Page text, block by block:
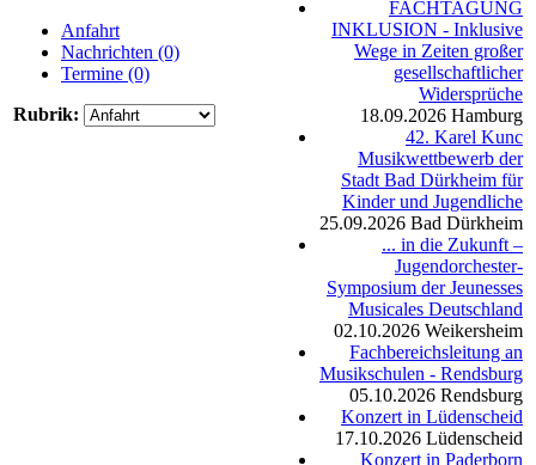
Anfahrt
Nachrichten (0)
Termine (0)
Rubrik:
FACHTAGUNG
INKLUSION - Inklusive
Wege in Zeiten großer
gesellschaftlicher
Widersprüche
18.09.2026 Hamburg
42. Karel Kunc
Musikwettbewerb der
Stadt Bad Dürkheim für
Kinder und Jugendliche
25.09.2026 Bad Dürkheim
... in die Zukunft –
Jugendorchester-
Symposium der Jeunesses
Musicales Deutschland
02.10.2026 Weikersheim
Fachbereichsleitung an
Musikschulen - Rendsburg
05.10.2026 Rendsburg
Konzert in Lüdenscheid
17.10.2026 Lüdenscheid
Konzert in Paderborn